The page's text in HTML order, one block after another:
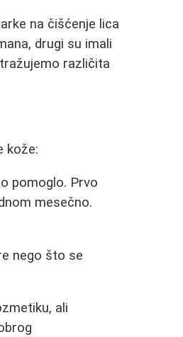
na čišćenje lica
drugi su imali
različita
kože:
pomoglo. Prvo
mesečno.
nego što se
ali